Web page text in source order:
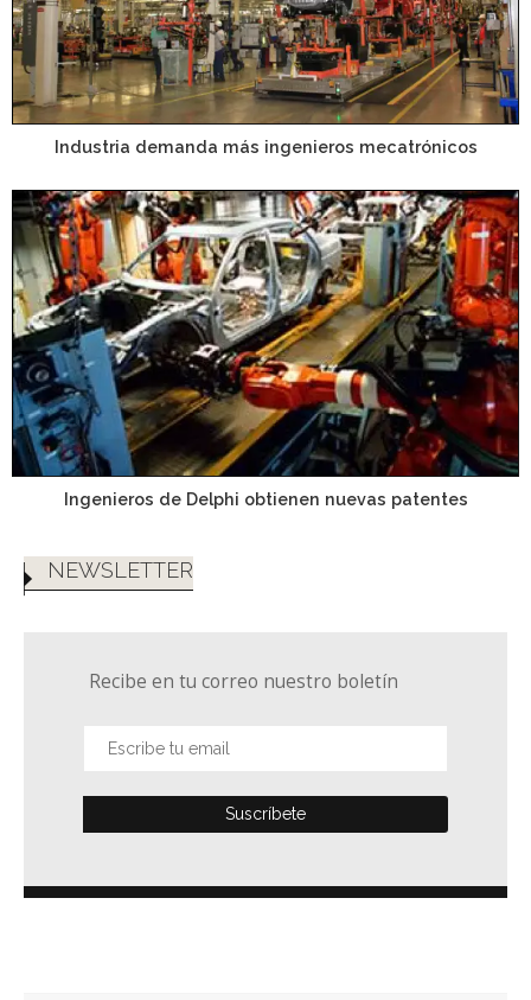
Industria demanda más ingenieros mecatrónicos
Ingenieros de Delphi obtienen nuevas patentes
NEWSLETTER
Recibe en tu correo nuestro boletín